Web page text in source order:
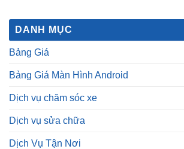
DANH MỤC
Bảng Giá
Bảng Giá Màn Hình Android
Dịch vụ chăm sóc xe
Dịch vụ sửa chữa
Dịch Vụ Tận Nơi